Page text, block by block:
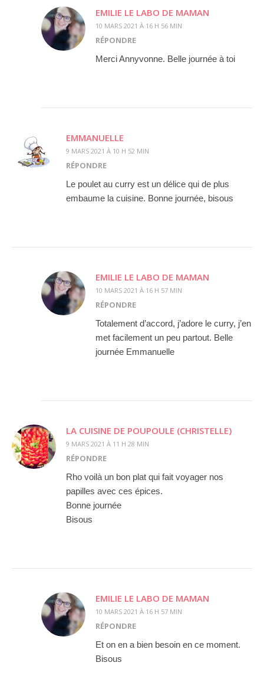
EMILIE LE LABO DE MAMAN
10 MARS 2021 À 16 H 56 MIN
RÉPONDRE
Merci Annyvonne. Belle journée à toi
EMMANUELLE
9 MARS 2021 À 10 H 52 MIN
RÉPONDRE
Le poulet au curry est un délice qui de plus
embaume la cuisine. Bonne journée, bisous
EMILIE LE LABO DE MAMAN
10 MARS 2021 À 16 H 57 MIN
RÉPONDRE
Totalement d’accord, j’adore le curry, j’en
met facilement un peu partout. Belle
journée Emmanuelle
LA CUISINE DE POUPOULE (CHRISTELLE)
9 MARS 2021 À 11 H 28 MIN
RÉPONDRE
Rho voilà un bon plat qui fait voyager nos
papilles avec ces épices.
Bonne journée
Bisous
EMILIE LE LABO DE MAMAN
10 MARS 2021 À 16 H 57 MIN
RÉPONDRE
Et on en a bien besoin en ce moment.
Bisous